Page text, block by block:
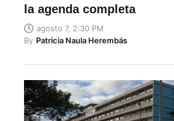
la agenda completa
agosto 7, 2:30 PM
By Patricia Naula Herembás